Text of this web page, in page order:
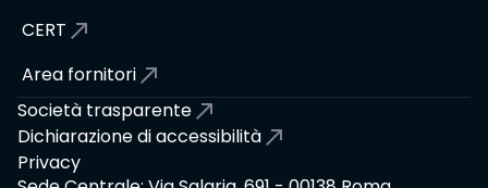
CERT
Area fornitori
Società trasparente
Dichiarazione di accessibilità
Privacy